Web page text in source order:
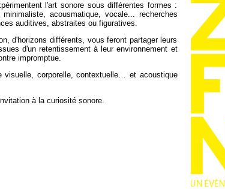
l'art sonore sous différentes formes :
minimaliste, acousmatique, vocale... recherches
auditives, abstraites ou figuratives.
d'horizons différents, vous feront partager leurs
d'un retentissement à leur environnement et
impromptue.
visuelle, corporelle, contextuelle… et acoustique
à la curiosité sonore.